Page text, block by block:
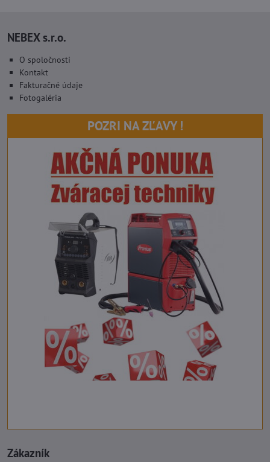
NEBEX s.r.o.
O spoločnosti
Kontakt
Fakturačné údaje
Fotogaléria
POZRI NA ZĽAVY !
Zákazník